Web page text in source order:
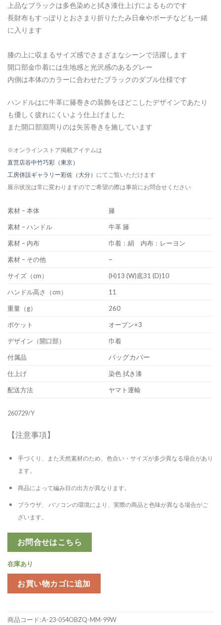
上品なブラックは多色染めと拭き漆仕上げによるものです
長財布もすっぽりとおさまり折りたたみ日傘やポーチなども一緒
に入ります
膝の上に収まるサイズ感でさまざまなシーンで活躍します
開口部金巾着には生地感と光沢感のあるグレー
内側は本体のカラーに合わせたブラックのダブル仕様です
ハンドルはに牛革に籐巻きの装飾をほどこしたデザインであたり
も優しく疲れにくいよう仕上げました
また開口部淵周りのは矢筈巻きを施しています
※オンラインストア掲載アイテムは
直営店谷中竹巧彩（東京）
工房併設ギャラリー彩佐（大分） にてご覧いただけます
展示状況は常に変わりますのでご希望の際は事前にお問合せください
素材 – 本体 籐
素材 – ハンドル 牛革 籐
素材 – 内布 巾着：絹 内布：レーヨン
素材 – その他 –
サイズ（cm） (H)13 (W)底31 (D)10
ハンドル高さ（cm） 11
重量（g） 260
ポケット オープン×3
デザイン（開口部） 巾着
付属品 バッグカバー
仕上げ 染色 拭き漆
配送方法 ヤマト運輸
260729/Y
【注意事項】
手づくり、また天然素材のため、色合い・サイズが多少異なる場合があり
ます。
商品によって編み目の出方が異なります。
ブラウザ、 パソコンの環境により、実際の商品と色味が異なる場合がご
ざいます。
お問合せはこちら
在庫あり
お買い物カゴに追加
商品コード:A-23-054OBZQ-MM-99W